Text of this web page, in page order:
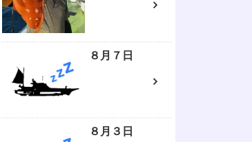
８月７日
８月３日